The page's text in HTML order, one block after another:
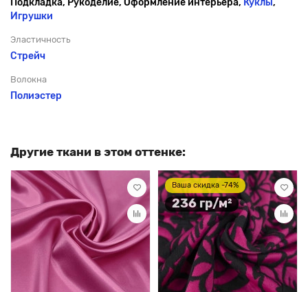
Игрушки
Эластичность
Стрейч
Волокна
Полиэстер
Другие ткани в этом оттенке:
Ваша скидка -74%
236 гр/м²